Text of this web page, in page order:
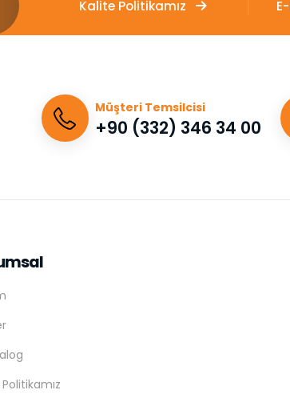
Kalite Politikamız
Müşteri Temsilcisi
+90 (332) 346 34 00